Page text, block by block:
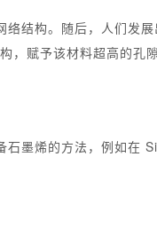
结构。随后，人们发
赋予该材料超高的
墨烯的方法，例如在